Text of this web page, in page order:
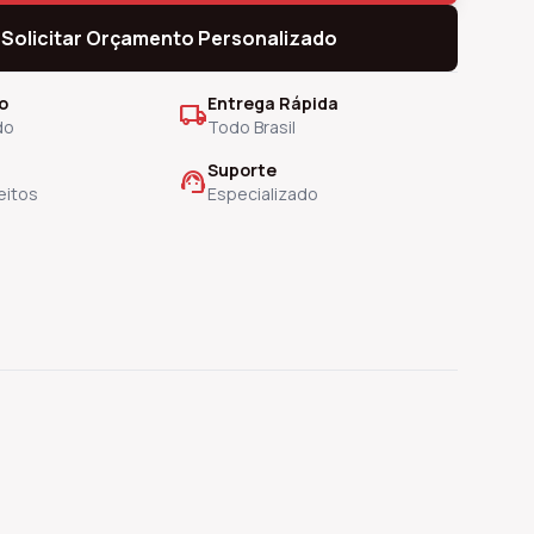
Solicitar Orçamento Personalizado
local_shippingEntrega Rápida
Todo Brasil
support_agentSuporte
Especializado